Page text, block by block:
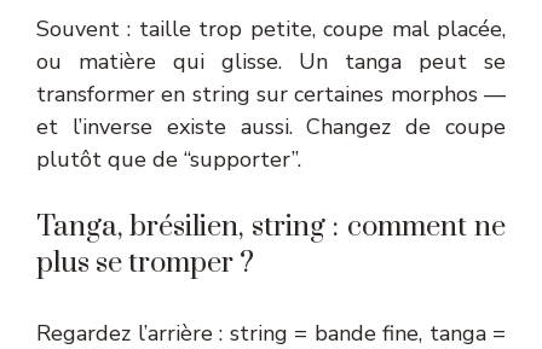
Souvent : taille trop petite, coupe mal placée,
ou matière qui glisse. Un tanga peut se
transformer en string sur certaines morphos —
et l’inverse existe aussi. Changez de coupe
plutôt que de “supporter”.
Tanga, brésilien, string : comment ne
plus se tromper ?
Regardez l’arrière : string = bande fine, tanga =